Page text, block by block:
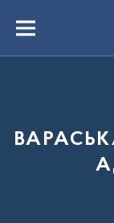
вмістуMenu